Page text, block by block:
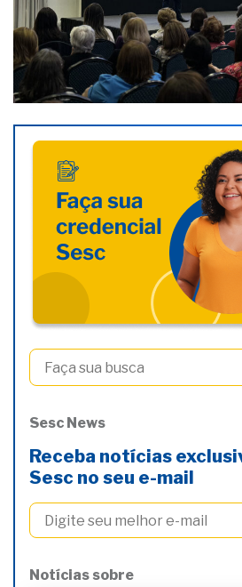
Sesc News
Receba notícias
Sesc no seu e-mail
Notícias sobre